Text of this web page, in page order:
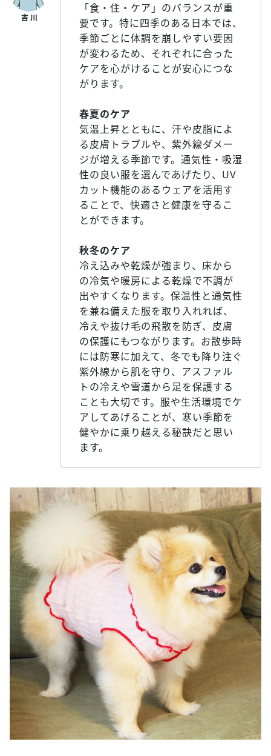
「食・住・ケア」のバランスが重
要です。特に四季のある日本では、
季節ごとに体調を崩しやすい要因
が変わるため、それぞれに合った
ケアを心がけることが安心につな
がります。
春夏のケア
気温上昇とともに、汗や皮脂によ
る皮膚トラブルや、紫外線ダメー
ジが増える季節です。通気性・吸湿
性の良い服を選んであげたり、UV
カット機能のあるウェアを活用す
ることで、快適さと健康を守るこ
とができます。
秋冬のケア
冷え込みや乾燥が強まり、床から
の冷気や暖房による乾燥で不調が
出やすくなります。保温性と通気性
を兼ね備えた服を取り入れれば、
冷えや抜け毛の飛散を防ぎ、皮膚
の保護にもつながります。お散歩時
には防寒に加えて、冬でも降り注ぐ
紫外線から肌を守り、アスファル
トの冷えや雪道から足を保護する
ことも大切です。服や生活環境でケ
アしてあげることが、寒い季節を
健やかに乗り越える秘訣だと思い
ます。